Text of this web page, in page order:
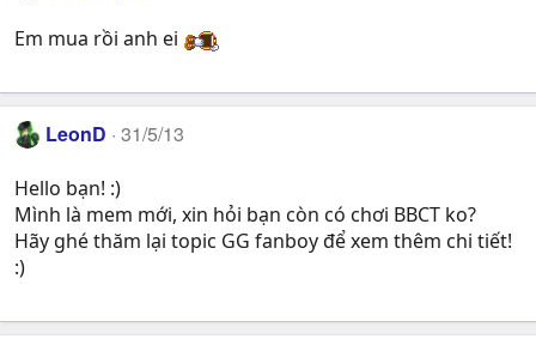
Em mua rồi anh ei
LeonD 31/5/13
Hello bạn! :)
Mình là mem mới, xin hỏi bạn còn có chơi BBCT ko?
Hãy ghé thăm lại topic GG fanboy để xem thêm chi tiết!
:)